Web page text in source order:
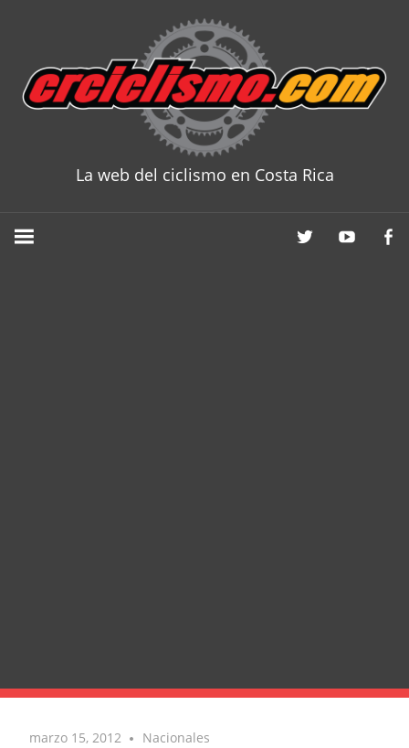
content
La web del ciclismo en Costa Rica
marzo 15, 2012 Nacionales